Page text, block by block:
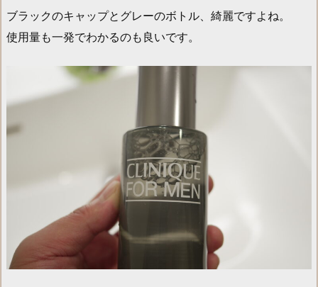
ブラックのキャップとグレーのボトル、綺麗ですよね。
使用量も一発でわかるのも良いです。